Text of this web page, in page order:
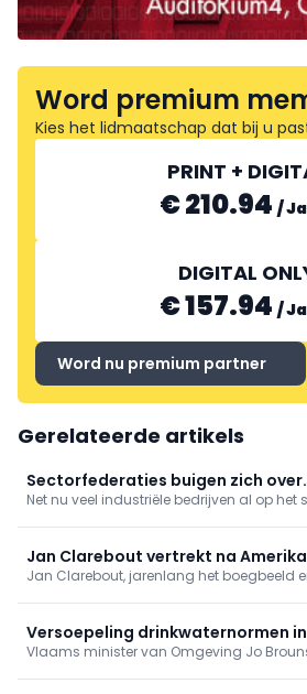
Word premium
Kies het lidmaatschap dat bij u
PRINT +
€ 210.94 /
DIGITAL
€ 157.94 /
Word nu premium partner
Gerelateerde artikels
Sectorfederaties buigen zich over
energieproblematiek
Net nu veel industriële bedrijven al op het
Fedustria om een reactie.
Jan Clarebout vertrekt na
Jan Clarebout, jarenlang het boegbeeld
uitgebouwd, werd eind 2025
Simplot.
Versoepeling drinkwaternormen
mogelijk verlengd
Vlaams minister van Omgeving Jo